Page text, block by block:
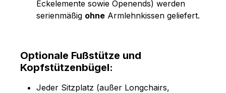
Eckelemente sowie Openends) werden
serienmäßig ohne Armlehnkissen geliefert.
Optionale Fußstütze und
Kopfstützenbügel:
Jeder Sitzplatz (außer Longchairs,